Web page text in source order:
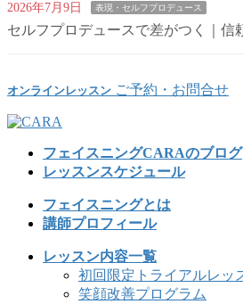
2026年7月9日 表現・セルフプロデュース
セルフプロデュースで差がつく｜信
オンラインレッスン ご予約・お問合せ
フェイスニングCARAのブログ
レッスンスケジュール
フェイスニングとは
講師プロフィール
レッスン内容一覧
初回限定トライアルレッ
笑顔改善プログラム